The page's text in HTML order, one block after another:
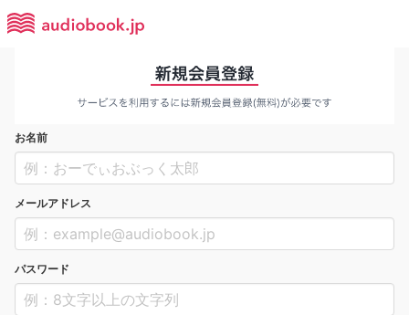
お名前
メールアドレス
パスワード